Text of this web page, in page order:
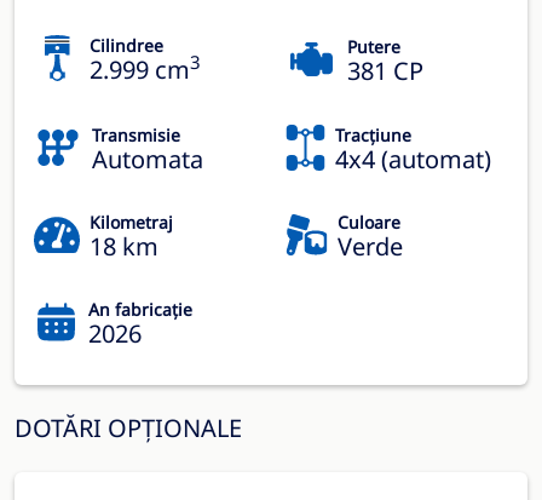
Cilindree
2.999 cm3
Putere
381 CP
Transmisie
Automata
Tracțiune
4x4 (automat)
Kilometraj
18 km
Culoare
Verde
An fabricație
2026
DOTĂRI OPȚIONALE